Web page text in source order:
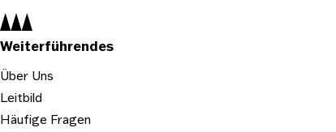
Navigation:
Weiterführendes
Über Uns
Leitbild
Häufige Fragen